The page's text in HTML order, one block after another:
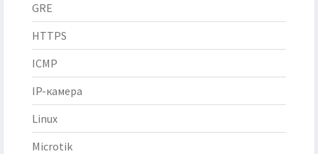
GRE
HTTPS
ICMP
IP-камера
Linux
Microtik